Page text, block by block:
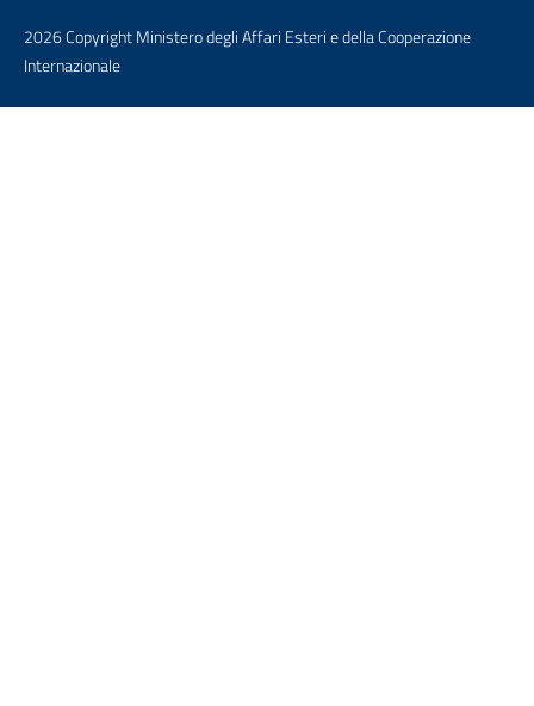
2026 Copyright Ministero degli Affari Esteri e della Cooperazione
Internazionale